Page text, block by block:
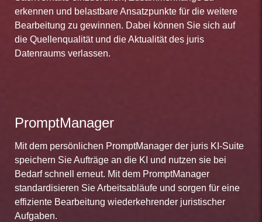
erkennen und belastbare Ansatzpunkte für die weitere
Bearbeitung zu gewinnen. Dabei können Sie sich auf
die Quellenqualität und die Aktualität des juris
Datenraums verlassen.
PromptManager
Mit dem persönlichen PromptManager der juris KI-Suite
speichern Sie Aufträge an die KI und nutzen sie bei
Bedarf schnell erneut. Mit dem PromptManager
standardisieren Sie Arbeitsabläufe und sorgen für eine
effiziente Bearbeitung wiederkehrender juristischer
Aufgaben.